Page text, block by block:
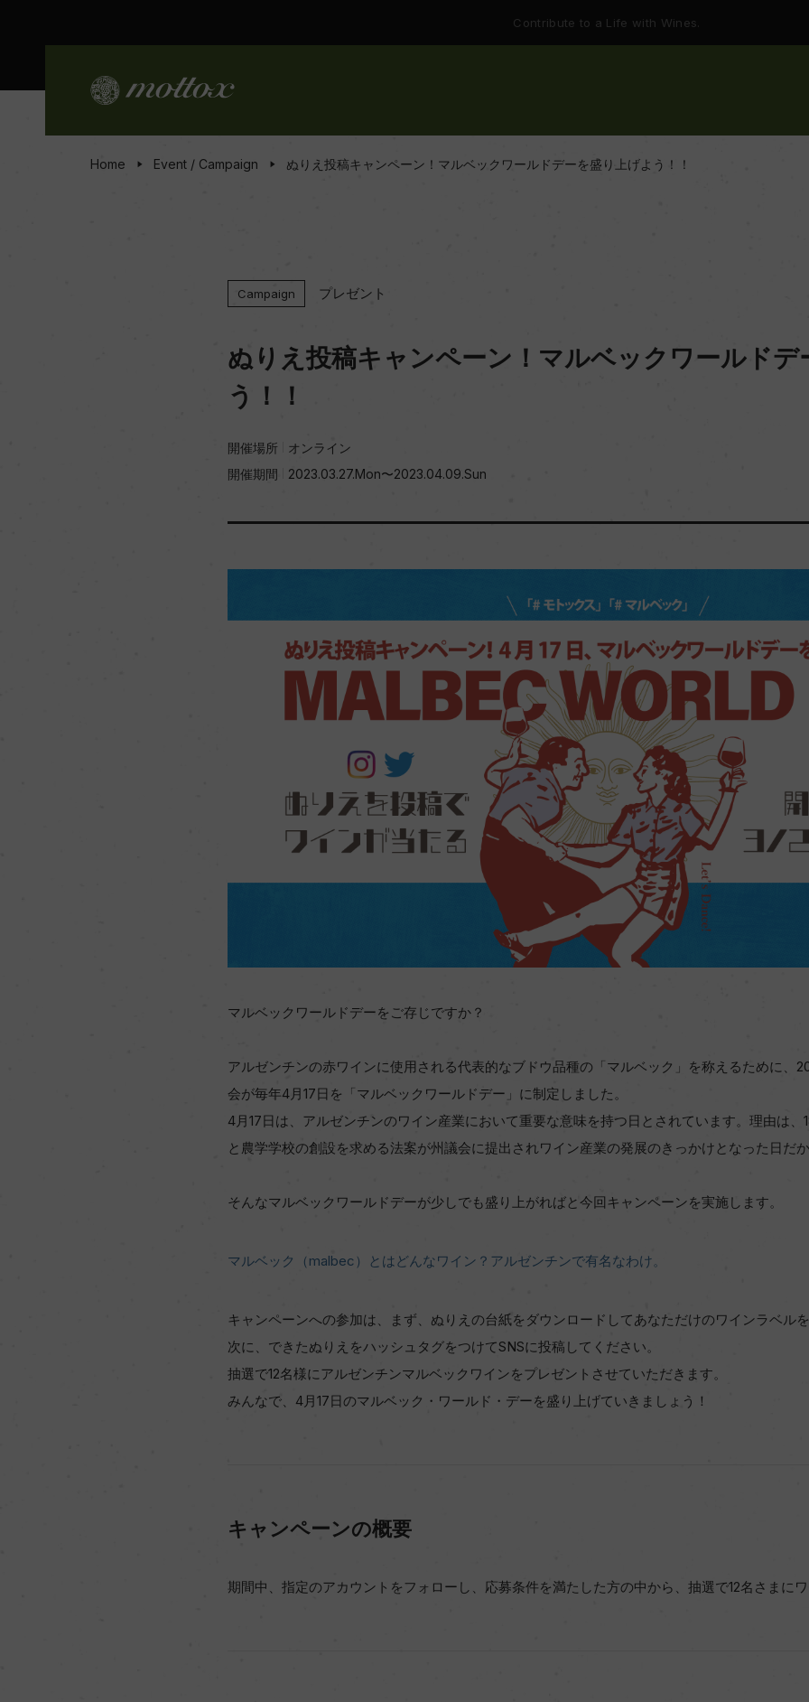
Contribute to a Life with Wines.
Home Event / Campaign ぬりえ投稿キャンペーン！マルベックワールドデーを盛り上げよう！！
Campaign プレゼント
ぬりえ投稿キャンペーン！マルベックワールドデ
う！！
開催場所
オンライン
開催期間
2023.03.27.Mon〜2023.04.09.Sun
マルベックワールドデーをご存じですか？
アルゼンチンの赤ワインに使用される代表的なブドウ品種の「マルベック」を称えるために、
会が毎年4月17日を「マルベックワールドデー」に制定しました。
4月17日は、アルゼンチンのワイン産業において重要な意味を持つ日とされています。理由は、
と農学学校の創設を求める法案が州議会に提出されワイン産業の発展のきっかけとなった日だ
そんなマルベックワールドデーが少しでも盛り上がればと今回キャンペーンを実施します。
マルベック（malbec）とはどんなワイン？アルゼンチンで有名なわけ。
キャンペーンへの参加は、まず、ぬりえの台紙をダウンロードしてあなただけのワインラベル
次に、できたぬりえをハッシュタグをつけてSNSに投稿してください。
抽選で12名様にアルゼンチンマルベックワインをプレゼントさせていただきます。
みんなで、4月17日のマルベック・ワールド・デーを盛り上げていきましょう！
キャンペーンの概要
期間中、指定のアカウントをフォローし、応募条件を満たした方の中から、抽選で12名さまに